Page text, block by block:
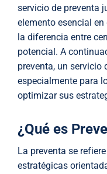
servicio de preventa
elemento esencial
la diferencia entre
potencial. A
preventa, un servicio
especialmente para
optimizar sus
¿Qué es
La preventa se
estratégicas